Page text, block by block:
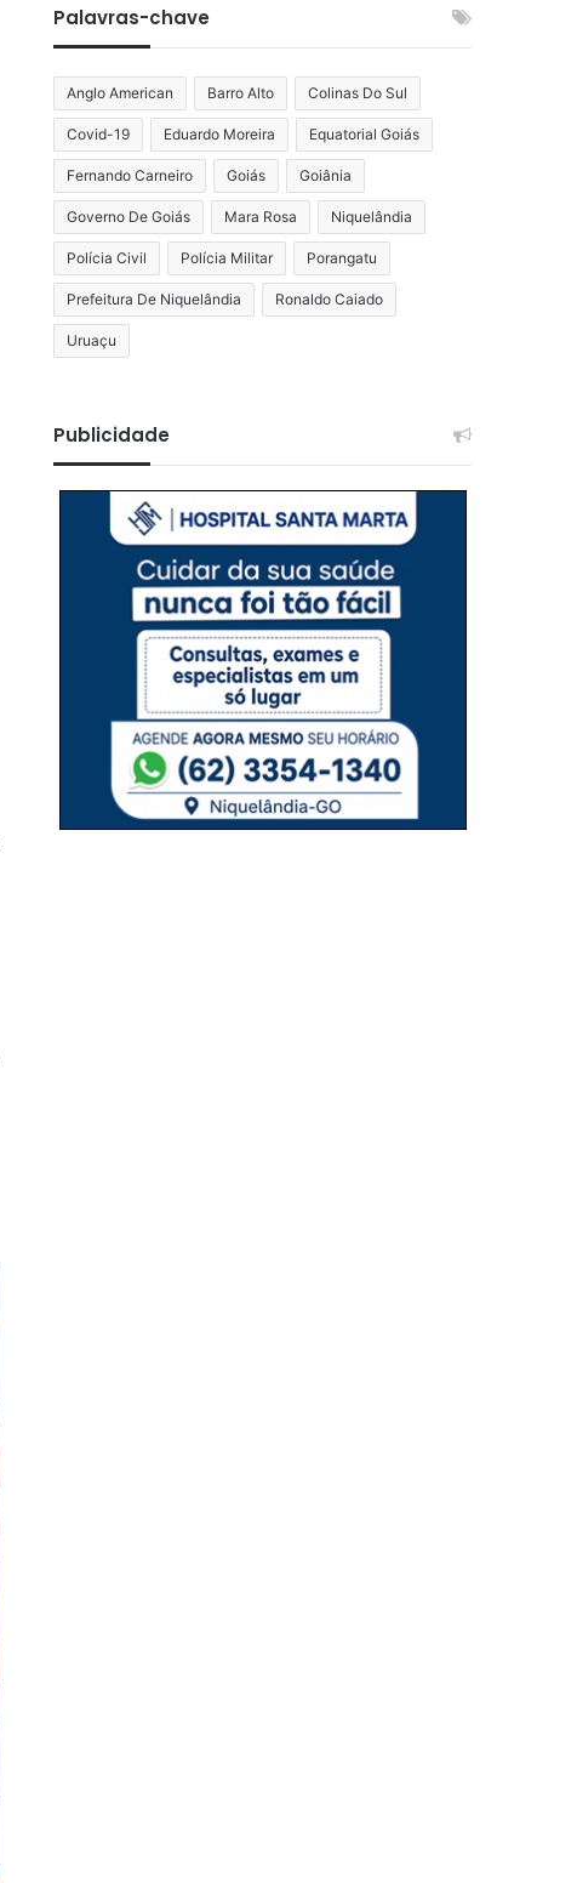
Palavras-chave
Anglo American Barro Alto Colinas Do Sul
Covid-19 Eduardo Moreira Equatorial Goiás
Fernando Carneiro Goiás Goiânia
Governo De Goiás Mara Rosa Niquelândia
Polícia Civil Polícia Militar Porangatu
Prefeitura De Niquelândia Ronaldo Caiado
Uruaçu
Publicidade